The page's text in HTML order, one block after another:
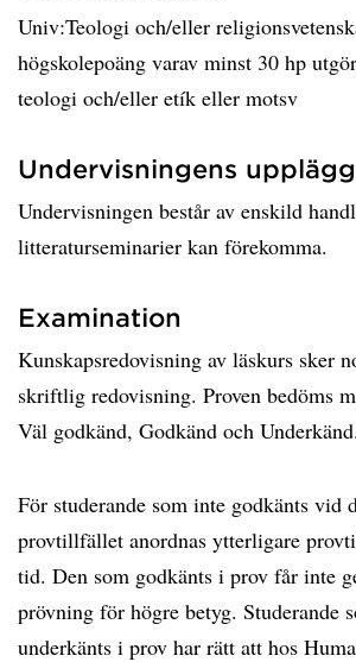
Univ:Teologi och/eller
högskolepoäng varav minst 30 hp
teologi och/eller etík eller motsv
Undervisningens upplägg
Undervisningen består av enskild
litteraturseminarier kan förekomma.
Examination
Kunskapsredovisning av läskurs sker
skriftlig redovisning. Proven bedöms
Väl godkänd, Godkänd och Underkänd.
För studerande som inte godkänts vid
provtillfället anordnas ytterligare
tid. Den som godkänts i prov får inte
prövning för högre betyg. Studerande
underkänts i prov har rätt att hos